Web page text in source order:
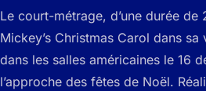
Le court-métrage, d’une durée de
Mickey’s Christmas Carol dans
dans les salles américaines le 16
l’approche des fêtes de Noël.